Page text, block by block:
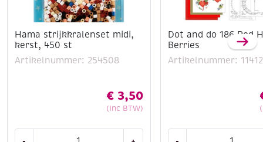
Hama strijkkralenset midi,
kerst, 450 st
Artikelnummer: 254508
€ 3,50
(Inc BTW)
Dot and do 186 Red
Berries
Artikelnummer: